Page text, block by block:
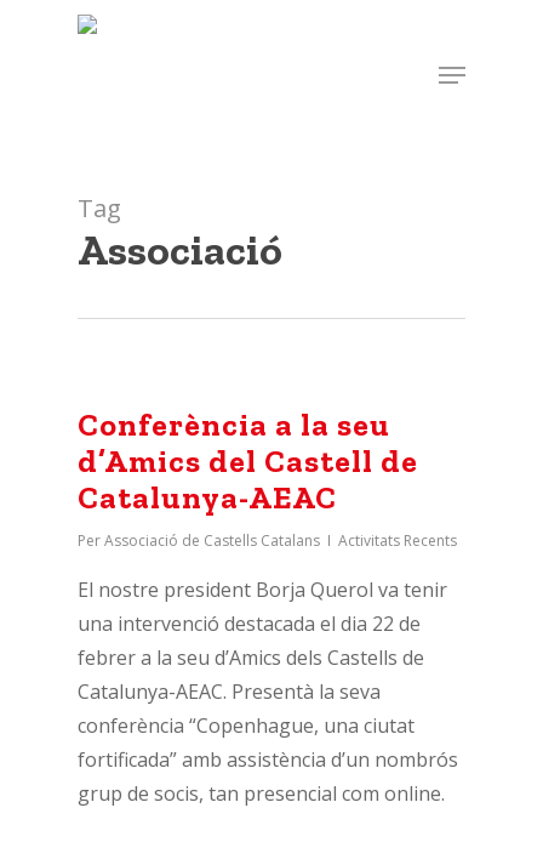
Menu
Tag
Associació
Conferència a la seu
d’Amics del Castell de
Catalunya-AEAC
PerAssociació de Castells Catalans Activitats Recents
El nostre president Borja Querol va tenir
una intervenció destacada el dia 22 de
febrer a la seu d’Amics dels Castells de
Catalunya-AEAC. Presentà la seva
conferència “Copenhague, una ciutat
fortificada” amb assistència d’un nombrós
grup de socis, tan presencial com online.